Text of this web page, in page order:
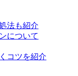
法も紹介
について
コツを紹介